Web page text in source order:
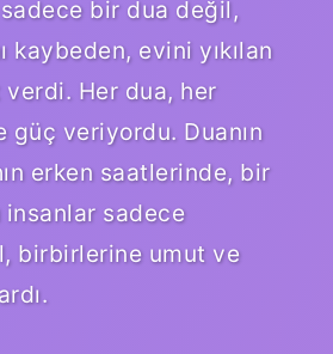
bir dua değil,
kaybeden, evini yıkılan
Her dua, her
güç veriyordu. Duanın
erken saatlerinde, bir
sadece
birbirlerine umut ve